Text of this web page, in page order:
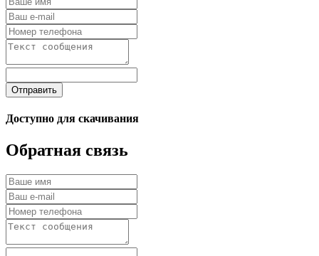
Отправить
Доступно для скачивания
Обратная связь